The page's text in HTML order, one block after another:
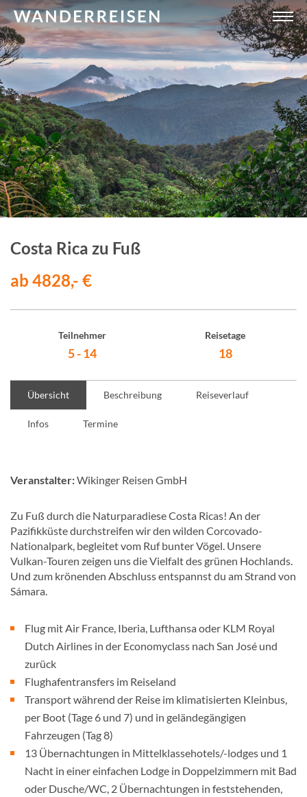
Costa Rica zu Fuß
ab 4828,- €
Teilnehmer
5 - 14
Reisetage
18
Übersicht Beschreibung Reiseverlauf
Infos Termine
Veranstalter:Wikinger Reisen GmbH
Zu Fuß durch die Naturparadiese Costa Ricas! An der
Pazifikküste durchstreifen wir den wilden Corcovado-
Nationalpark, begleitet vom Ruf bunter Vögel. Unsere
Vulkan-Touren zeigen uns die Vielfalt des grünen Hochlands.
Und zum krönenden Abschluss entspannst du am Strand von
Sámara.
Flug mit Air France, Iberia, Lufthansa oder KLM Royal
Dutch Airlines in der Economyclass nach San José und
zurück
Flughafentransfers im Reiseland
Transport während der Reise im klimatisierten Kleinbus,
per Boot (Tage 6 und 7) und in geländegängigen
Fahrzeugen (Tag 8)
13 Übernachtungen in Mittelklassehotels/-lodges und 1
Nacht in einer einfachen Lodge in Doppelzimmern mit Bad
oder Dusche/WC, 2 Übernachtungen in feststehenden,